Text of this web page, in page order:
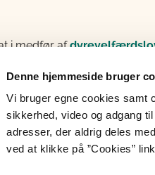
Denne hjemmeside bruger
Vi bruger egne cookies samt
sikkerhed, video og adgang
adresser, der aldrig deles
ved at klikke på ”Cookies”
i medfør af
og dyreetik.
og fremsætter frit
og dyreetiske
aktiviteter.